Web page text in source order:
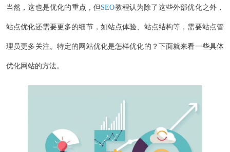
当然，这也是优化的重点，但SEO教程认为除了这些外部优化之外，
站点优化还需要更多的细节，如站点体验、站点结构等，需要站点管
理员更多关注。特定的网站优化是怎样优化的？下面就来看一些具体
优化网站的方法。